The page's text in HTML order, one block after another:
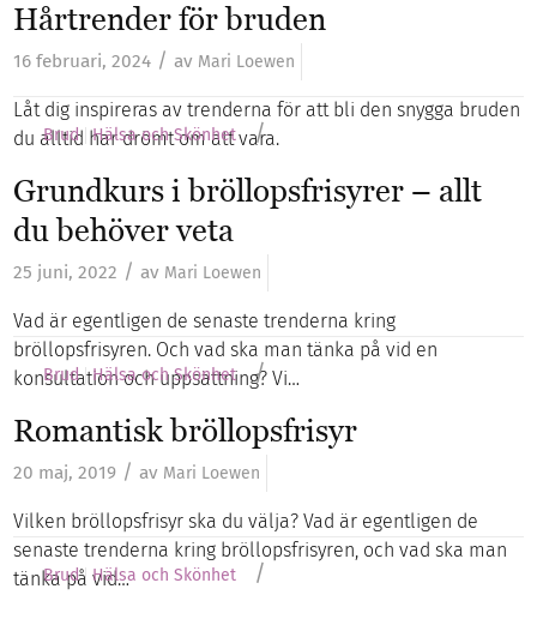
Hårtrender för bruden
16 februari, 2024 / av Mari Loewen
Låt dig inspireras av trenderna för att bli den snygga bruden
du alltid har drömt om att vara.
Brud Hälsa och Skönhet /
Grundkurs i bröllopsfrisyrer – allt
du behöver veta
25 juni, 2022 / av Mari Loewen
Vad är egentligen de senaste trenderna kring
bröllopsfrisyren. Och vad ska man tänka på vid en
konsultation och uppsättning? Vi…
Brud Hälsa och Skönhet /
Romantisk bröllopsfrisyr
20 maj, 2019 / av Mari Loewen
Vilken bröllopsfrisyr ska du välja? Vad är egentligen de
senaste trenderna kring bröllopsfrisyren, och vad ska man
tänka på vid…
Brud Hälsa och Skönhet /